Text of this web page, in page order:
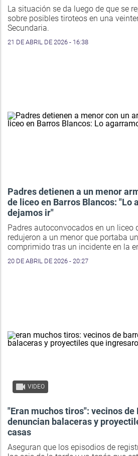
La situación se da luego de que se
sobre posibles tiroteos en una
Secundaria.
21 DE ABRIL DE 2026 - 16:38
Padres detienen a un menor
de liceo en Barros Blancos: "Lo
dejamos ir"
Padres autoconvocados en un liceo
redujeron a un menor que portaba
comprimido tras un incidente en la
20 DE ABRIL DE 2026 - 20:27
VIDEO
"Eran muchos tiros": vecinos de
denuncian balaceras y
casas
Aseguran que los episodios de